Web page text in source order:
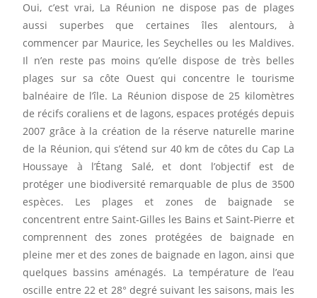
Oui, c’est vrai, La Réunion ne dispose pas de plages
aussi superbes que certaines îles alentours, à
commencer par Maurice, les Seychelles ou les Maldives.
Il n’en reste pas moins qu’elle dispose de très belles
plages sur sa côte Ouest qui concentre le tourisme
balnéaire de l’île. La Réunion dispose de 25 kilomètres
de récifs coraliens et de lagons, espaces protégés depuis
2007 grâce à la création de la réserve naturelle marine
de la Réunion, qui s’étend sur 40 km de côtes du Cap La
Houssaye à l’Étang Salé, et dont l’objectif est de
protéger une biodiversité remarquable de plus de 3500
espèces. Les plages et zones de baignade se
concentrent entre Saint-Gilles les Bains et Saint-Pierre et
comprennent des zones protégées de baignade en
pleine mer et des zones de baignade en lagon, ainsi que
quelques bassins aménagés. La température de l’eau
oscille entre 22 et 28° degré suivant les saisons, mais les